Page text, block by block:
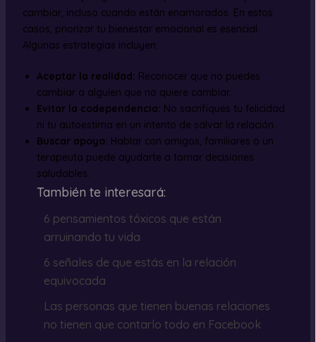
cambiar, incluso cuando están enamorados. En estos
casos, priorizar tu bienestar emocional es esencial.
Algunas estrategias incluyen:
Aceptar la realidad: Reconocer que no puedes
cambiar a alguien que no quiere cambiar.
Evitar la codependencia: No sacrifiques tu felicidad
ni tu autoestima en un intento de salvar la relación.
Buscar apoyo: Hablar con amigos, familiares o un
terapeuta puede ayudarte a tomar decisiones
saludables.
También te interesará:
6 pensamientos tóxicos que están
arruinando tu vida
6 señales de que estás en la relación
equivocada
Las personas que tienen buenas relaciones
no tienen que contarlo todo en Facebook